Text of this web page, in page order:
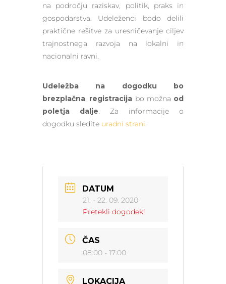
na področju raziskav, politik, praks in
gospodarstva. Udeleženci bodo delili
praktične rešitve za uresničevanje ciljev
trajnostnega razvoja na lokalni in
nacionalni ravni.
Udeležba na dogodku bo
brezplačna registracija bo možna od
poletja dalje . Za informacije o
dogodku sledite uradni strani
DATUM
21. - 22. 09. 2020
Pretekli dogodek!
ČAS
08:00 - 17:00
LOKACIJA